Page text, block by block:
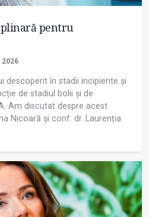
pentru
2026
descoperit în stadii incipiente și
de stadiul bolii și de
Am discutat despre acest
Nicoară și conf. dr. Laurenția